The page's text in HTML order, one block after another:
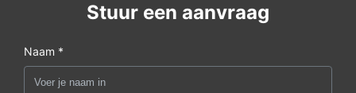
Stuur een aanvraag
Naam *